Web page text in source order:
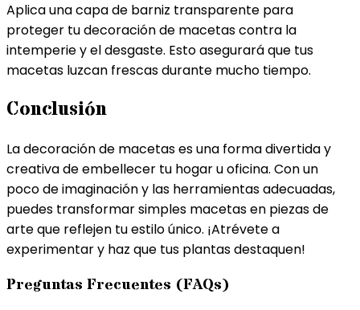
Aplica una capa de barniz transparente para
proteger tu decoración de macetas contra la
intemperie y el desgaste. Esto asegurará que tus
macetas luzcan frescas durante mucho tiempo.
Conclusión
La decoración de macetas es una forma divertida y
creativa de embellecer tu hogar u oficina. Con un
poco de imaginación y las herramientas adecuadas,
puedes transformar simples macetas en piezas de
arte que reflejen tu estilo único. ¡Atrévete a
experimentar y haz que tus plantas destaquen!
Preguntas Frecuentes (FAQs)